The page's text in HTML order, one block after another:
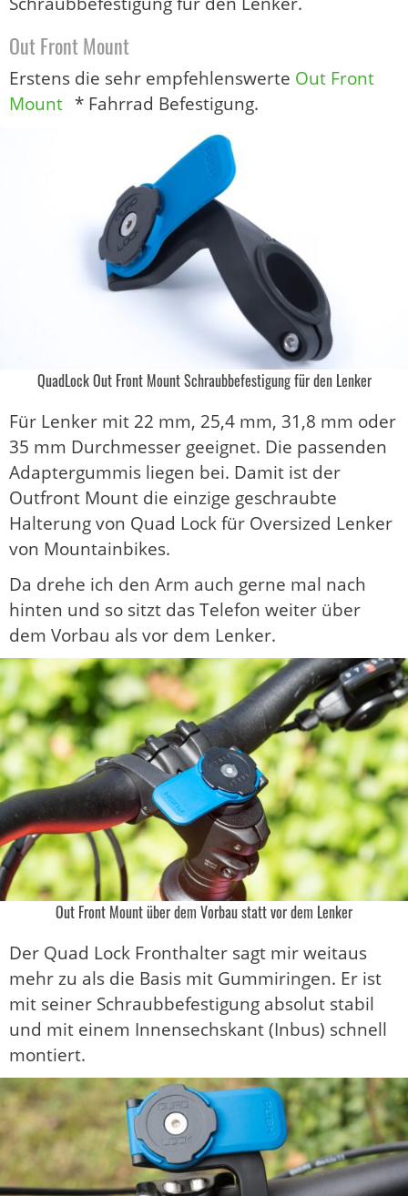
Out Front Mount
Erstens die sehr empfehlenswerte Out Front
Mount * Fahrrad Befestigung.
QuadLock Out Front Mount Schraubbefestigung für den Lenker
Für Lenker mit 22 mm, 25,4 mm, 31,8 mm oder
35 mm Durchmesser geeignet. Die passenden
Adaptergummis liegen bei. Damit ist der
Outfront Mount die einzige geschraubte
Halterung von Quad Lock für Oversized Lenker
von Mountainbikes.
Da drehe ich den Arm auch gerne mal nach
hinten und so sitzt das Telefon weiter über
dem Vorbau als vor dem Lenker.
Out Front Mount über dem Vorbau statt vor dem Lenker
Der Quad Lock Fronthalter sagt mir weitaus
mehr zu als die Basis mit Gummiringen. Er ist
mit seiner Schraubbefestigung absolut stabil
und mit einem Innensechskant (Inbus) schnell
montiert.